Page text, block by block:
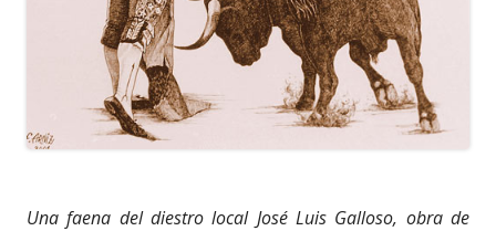
Una faena del diestro local José Luis Galloso, obra de